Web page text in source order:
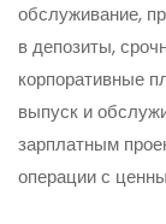
обслуживание,
в депозиты,
корпоративные
выпуск и
зарплатным
операции с